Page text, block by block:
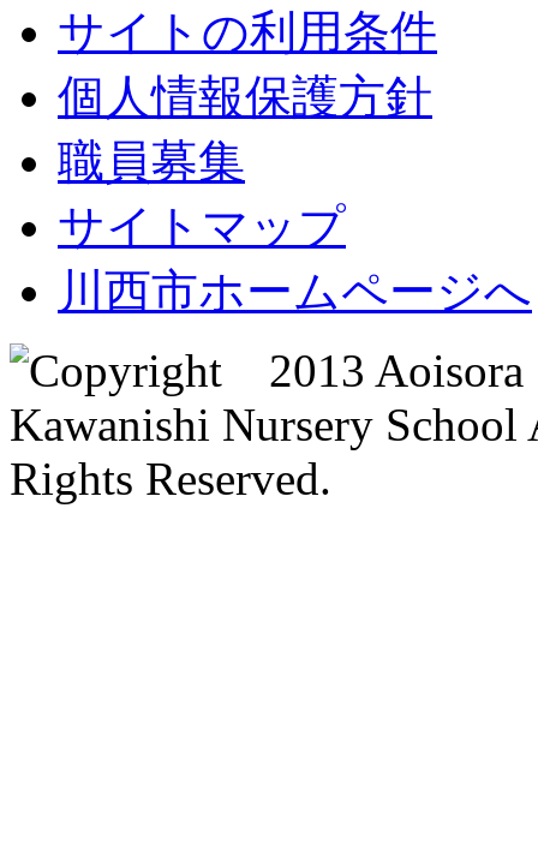
サイトの利用条件
個人情報保護方針
職員募集
サイトマップ
川西市ホームページへ